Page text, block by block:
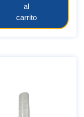
al
carrito